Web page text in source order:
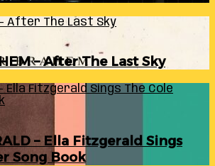
– After The Last Sky
– After The Last Sky
– Ella Fitzgerald Sings The Cole
– Ella Fitzgerald Sings
Song Book